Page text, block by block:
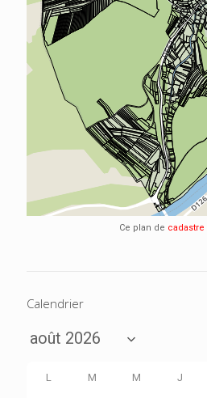
Ce plan de cadastre
Calendrier
L M M J